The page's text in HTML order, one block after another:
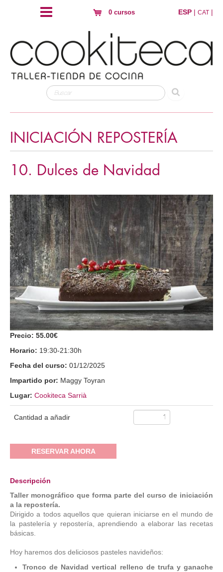
0 cursos ESP | CAT |
INICIACIÓN REPOSTERÍA
10. Dulces de Navidad
Precio: 55.00€
Horario: 19:30-21:30h
Fecha del curso: 01/12/2025
Impartido por: Maggy Toyran
Lugar: Cookiteca Sarrià
Cantidad a añadir
RESERVAR AHORA
Descripción
Taller monográfico que forma parte del curso de iniciación
a la repostería.
Dirigido a todos aquellos que quieran iniciarse en el mundo de
la pastelería y repostería, aprendiendo a elaborar las recetas
básicas.
Hoy haremos dos deliciosos pasteles navideños:
Tronco de Navidad vertical relleno de trufa y ganache